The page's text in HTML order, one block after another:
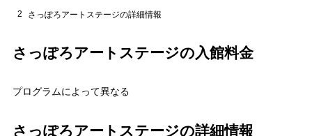
2 さっぽろアートステージの詳細情報
さっぽろアートステージの入館料金
プログラムによって異なる
さっぽろアートステージの詳細情報